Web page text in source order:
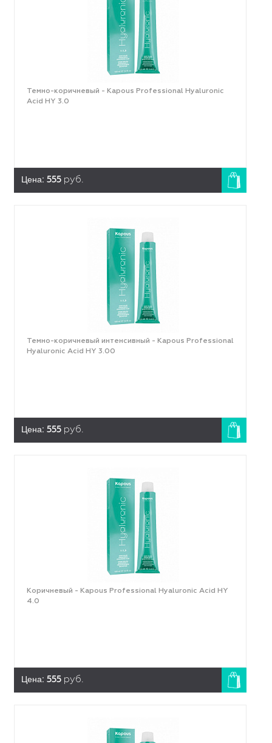
Темно-коричневый - Kapous Professional Hyaluronic
Acid HY 3.0
Цена: 555 руб.
Темно-коричневый интенсивный - Kapous Professional
Hyaluronic Acid HY 3.00
Цена: 555 руб.
Коричневый - Kapous Professional Hyaluronic Acid HY
4.0
Цена: 555 руб.